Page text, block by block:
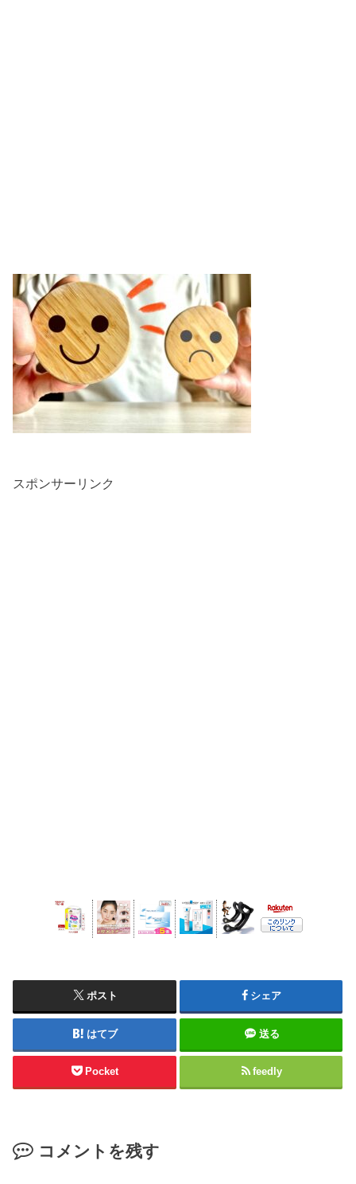
スポンサーリンク
ポスト シェア
はてブ 送る
Pocket feedly
コメントを残す